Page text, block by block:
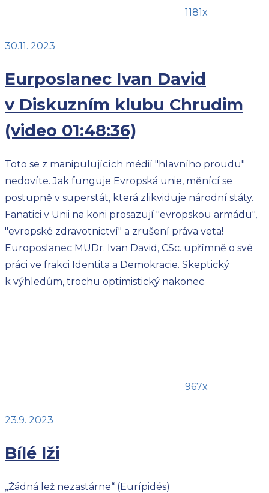
1181x
30.11. 2023
Eurposlanec Ivan David
v Diskuzním klubu Chrudim
(video 01:48:36)
Toto se z manipulujících médií "hlavního proudu"
nedovíte. Jak funguje Evropská unie, měnící se
postupně v superstát, která zlikviduje národní státy.
Fanatici v Unii na koni prosazují "evropskou armádu",
"evropské zdravotnictví" a zrušení práva veta!
Europoslanec MUDr. Ivan David, CSc. upřímně o své
práci ve frakci Identita a Demokracie. Skeptický
k výhledům, trochu optimistický nakonec
967x
23.9. 2023
Bílé lži
„Žádná lež nezastárne“ (Eurípidés)